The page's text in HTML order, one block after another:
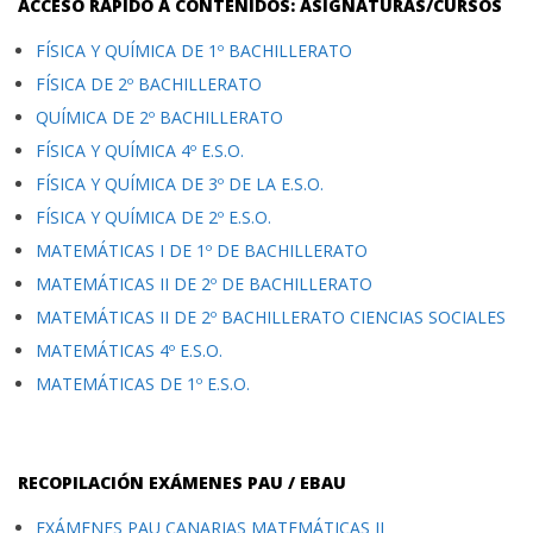
ACCESO RÁPIDO A CONTENIDOS: ASIGNATURAS/CURSOS
FÍSICA Y QUÍMICA DE 1º BACHILLERATO
FÍSICA DE 2º BACHILLERATO
QUÍMICA DE 2º BACHILLERATO
FÍSICA Y QUÍMICA 4º E.S.O.
FÍSICA Y QUÍMICA DE 3º DE LA E.S.O.
FÍSICA Y QUÍMICA DE 2º E.S.O.
MATEMÁTICAS I DE 1º DE BACHILLERATO
MATEMÁTICAS II DE 2º DE BACHILLERATO
MATEMÁTICAS II DE 2º BACHILLERATO CIENCIAS SOCIALES
MATEMÁTICAS 4º E.S.O.
MATEMÁTICAS DE 1º E.S.O.
RECOPILACIÓN EXÁMENES PAU / EBAU
EXÁMENES PAU CANARIAS MATEMÁTICAS II